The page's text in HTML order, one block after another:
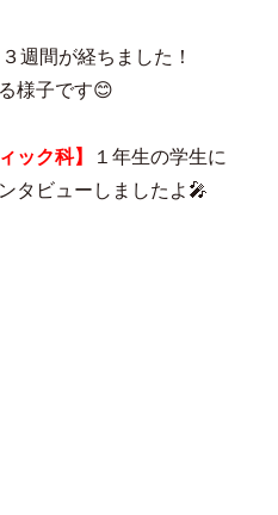
週間が経ちました！
様子です😊
ック科】
１年生の学生に
タビューしましたよ🎤